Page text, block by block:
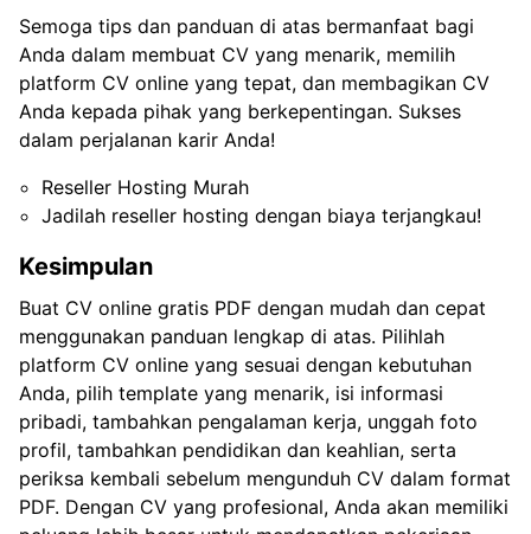
Semoga tips dan panduan di atas bermanfaat bagi
Anda dalam membuat CV yang menarik, memilih
platform CV online yang tepat, dan membagikan CV
Anda kepada pihak yang berkepentingan. Sukses
dalam perjalanan karir Anda!
Reseller Hosting Murah
Jadilah reseller hosting dengan biaya terjangkau!
Kesimpulan
Buat CV online gratis PDF dengan mudah dan cepat
menggunakan panduan lengkap di atas. Pilihlah
platform CV online yang sesuai dengan kebutuhan
Anda, pilih template yang menarik, isi informasi
pribadi, tambahkan pengalaman kerja, unggah foto
profil, tambahkan pendidikan dan keahlian, serta
periksa kembali sebelum mengunduh CV dalam format
PDF. Dengan CV yang profesional, Anda akan memiliki